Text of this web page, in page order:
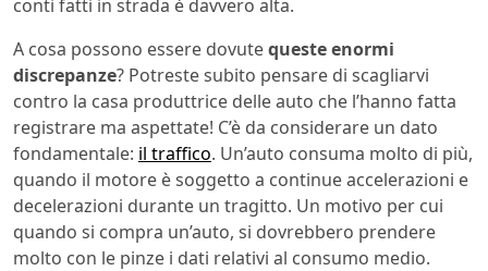
conti fatti in strada è davvero alta.
A cosa possono essere dovutequeste enormi
discrepanze? Potreste subito pensare di scagliarvi
contro la casa produttrice delle auto che l’hanno fatta
registrare ma aspettate! C’è da considerare un dato
fondamentale: il traffico. Un’auto consuma molto di più,
quando il motore è soggetto a continue accelerazioni e
decelerazioni durante un tragitto. Un motivo per cui
quando si compra un’auto, si dovrebbero prendere
molto con le pinze i dati relativi al consumo medio.